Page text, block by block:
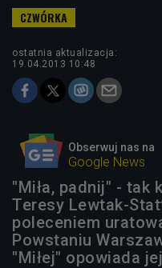
ostatnia aktualizacja:
19.04.2013 10:48
Obserwuj nas na
Google News
"Miła, padnij" - tak
Teresy Lewtak-
poleceniem
Powstaniu
"Miłej" opowiada